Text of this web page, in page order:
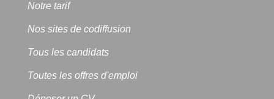
Notre tarif
Nos sites de codiffusion
Tous les candidats
Toutes les offres d'emploi